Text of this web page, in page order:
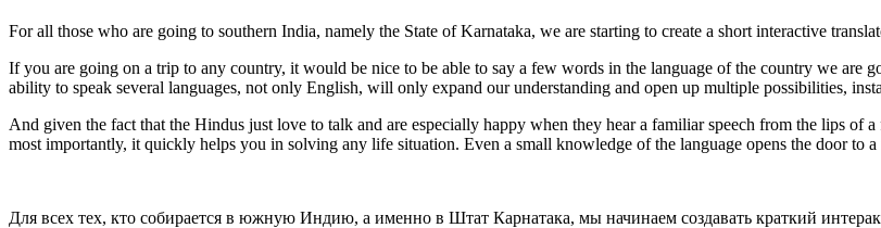
For all those who are going to southern India, namely the State of Karnataka, we are starting to create a short interactive
If you are going on a trip to any country, it would be nice to be able to say a few words in the language of the country we
ability to speak several languages, not only English, will only expand our understanding and open up multiple possibilities,
And given the fact that the Hindus just love to talk and are especially happy when they hear a familiar speech from the lips of
most importantly, it quickly helps you in solving any life situation. Even a small knowledge of the language opens the door to
Для всех тех, кто собирается в южную Индию, а именно в Штат Карнатака, мы начинаем создавать краткий